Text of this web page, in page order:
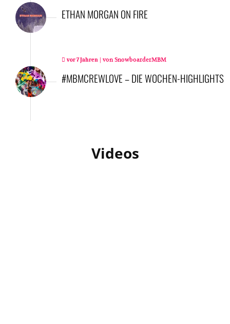
ETHAN MORGAN ON FIRE
vor 7 Jahren | vonSnowboarderMBM
#MBMCREWLOVE – DIE WOCHEN-HIGHLIGHTS
Videos